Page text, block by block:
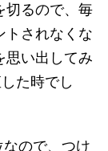
切るので、毎
トされなくな
思い出してみ
た時でし
ので、つけ